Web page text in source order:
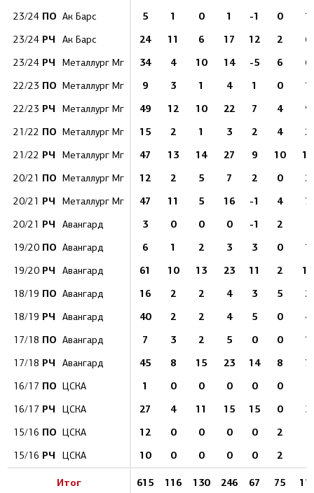
23/24 ПО Ак Барс 5 1 0 1 -1 0
23/24 РЧ Ак Барс 24 11 6 17 12 2
23/24 РЧ Металлург Мг 34 4 10 14 -5 6
22/23 ПО Металлург Мг 9 3 1 4 1 0
22/23 РЧ Металлург Мг 49 12 10 22 7 4
21/22 ПО Металлург Мг 15 2 1 3 2 4
21/22 РЧ Металлург Мг 47 13 14 27 9 10
20/21 ПО Металлург Мг 12 2 5 7 2 0
20/21 РЧ Металлург Мг 47 11 5 16 -1 4
20/21 РЧ Авангард 3 0 0 0 -1 2
19/20 ПО Авангард 6 1 2 3 3 0
19/20 РЧ Авангард 61 10 13 23 11 2
18/19 ПО Авангард 16 2 2 4 3 5
18/19 РЧ Авангард 40 2 2 4 5 0
17/18 ПО Авангард 7 3 2 5 0 0
17/18 РЧ Авангард 45 8 15 23 14 8
16/17 ПО ЦСКА 1 0 0 0 0 0
16/17 РЧ ЦСКА 27 4 11 15 15 0
15/16 ПО ЦСКА 12 0 0 0 0 2
15/16 РЧ ЦСКА 10 0 0 0 0 2
Итог 615 116 130 246 67 75